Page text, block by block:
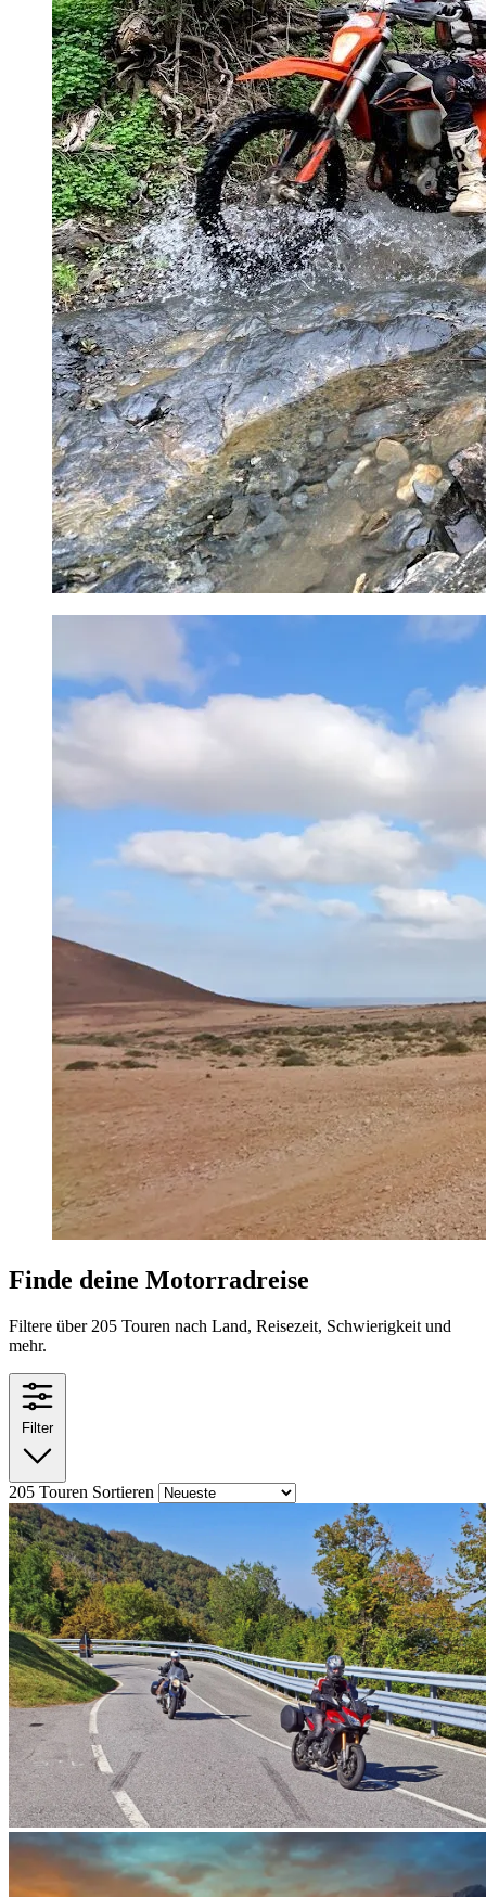
Finde deine Motorradreise
Filtere über 205 Touren nach Land, Reisezeit, Schwierigkeit und
mehr.
Filter
205 Touren Sortieren